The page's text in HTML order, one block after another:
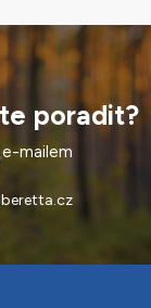
poradit?
mailem